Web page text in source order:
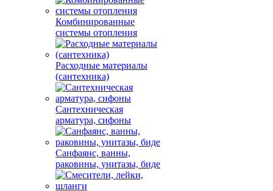
Комбинированные
системы отопления
Расходные материалы
(сантехника)
Сантехническая
арматура, сифоны
Санфаянс, ванны,
раковины, унитазы, биде